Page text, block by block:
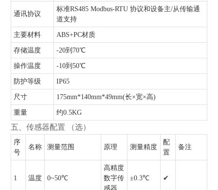
通讯协议
标准RS485 Modbus-RTU 协议和设备主/从传输通
道支持
主要材料 ABS+PC材质
存储温度 -20到70℃
操作温度 -10到50℃
防护等级 IP65
尺寸 175mm*140mm*49mm(长×宽×高)
重量 约0.5KG
五、传感器配置 （选）
序
号
名称 测量范围 原理 测量精度
配
置
备注
1 温度 0~50℃
高精度
数字传
感器
±0.3℃ ✔